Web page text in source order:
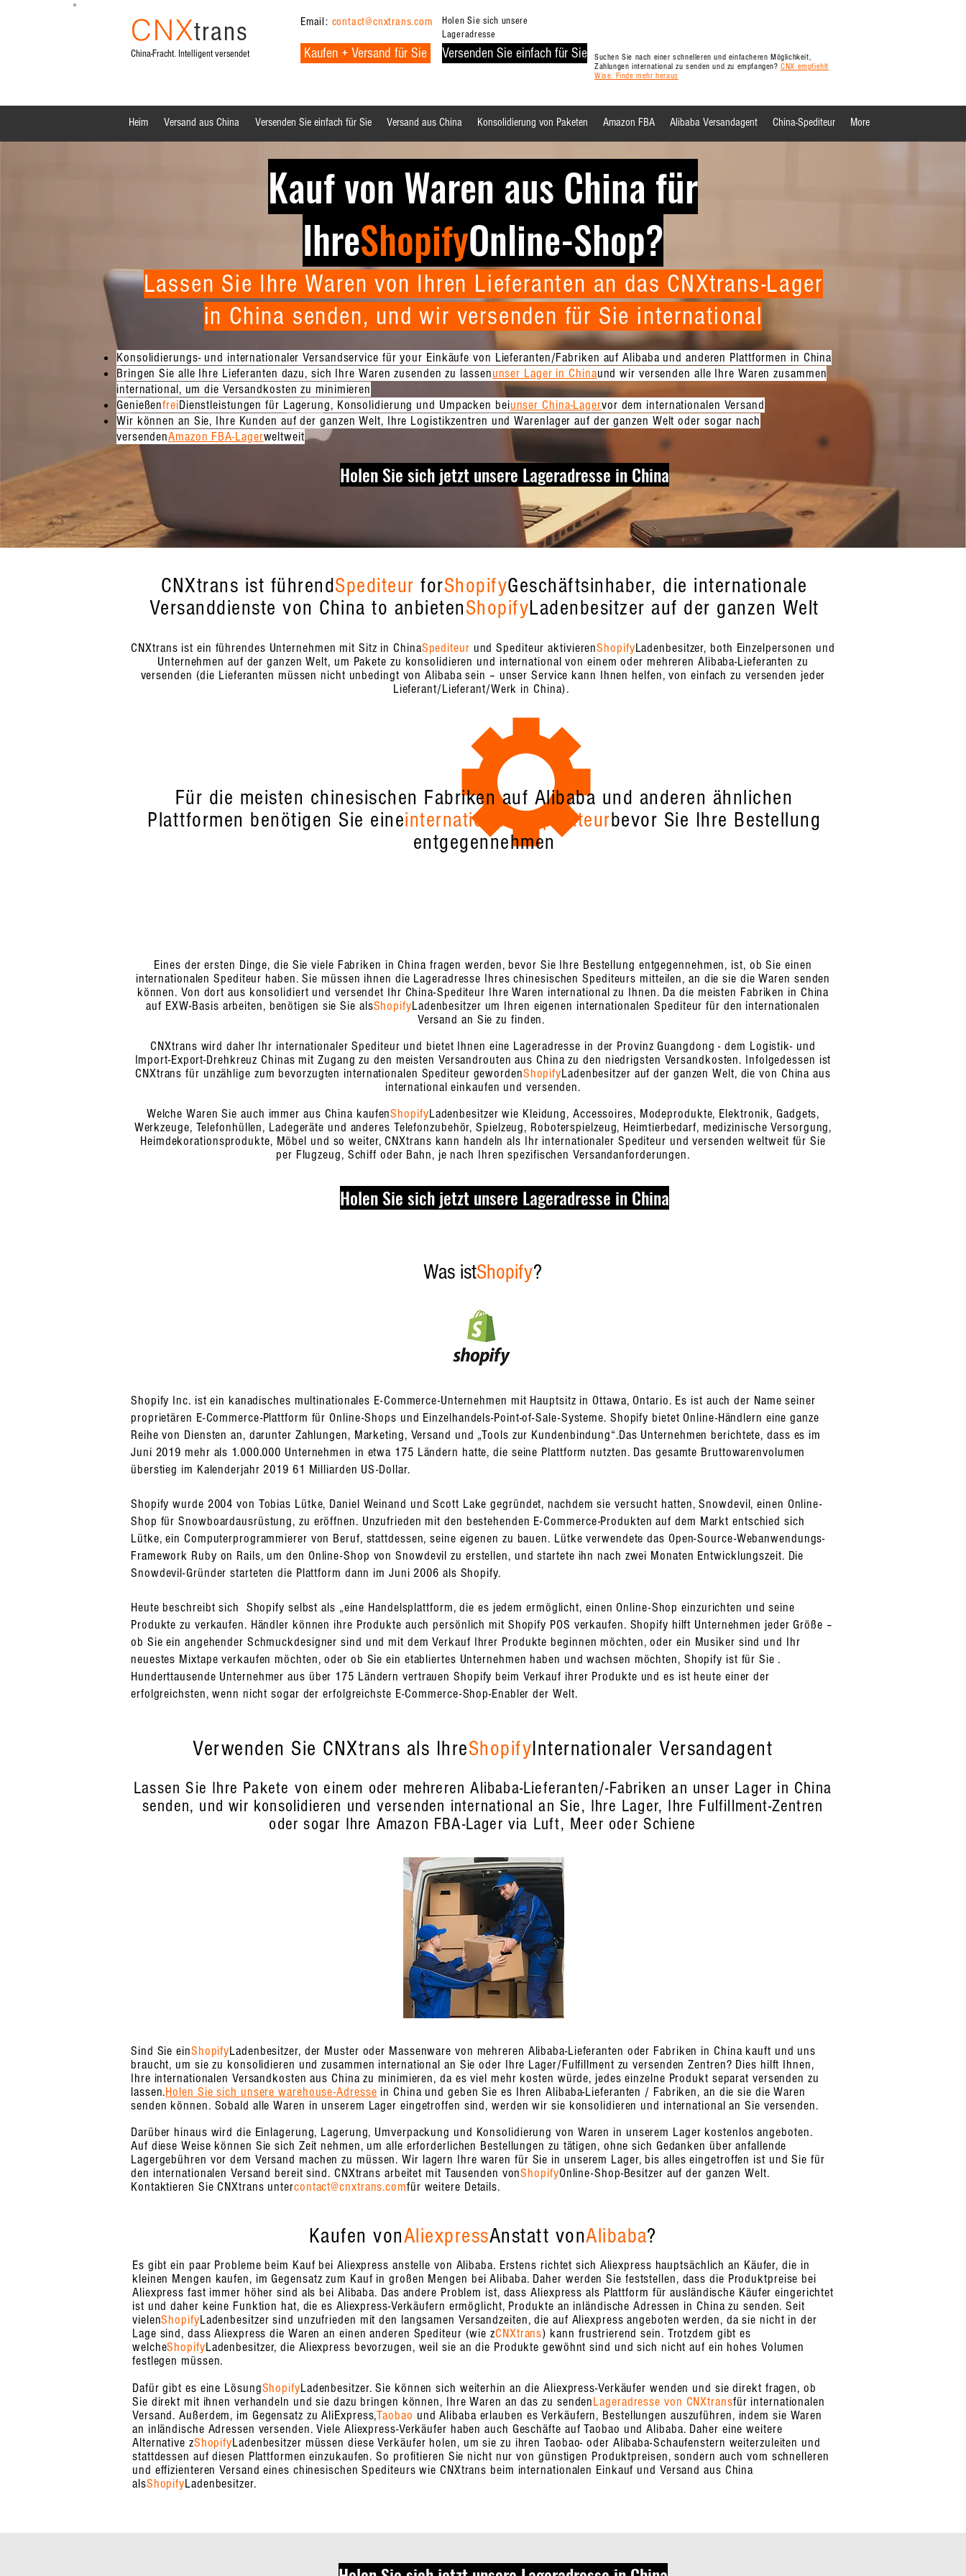
CNXtrans
China-Fracht. Intelligent versendet
Email: contact@cnxtrans.com
Kaufen + Versand für Sie
Holen Sie sich unsere
Lageradresse
Versenden Sie einfach für Sie
Suchen Sie nach einer schnelleren und einfacheren Möglichkeit,
Zahlungen international zu senden und zu empfangen?CNX empfiehlt
Wise. Finde mehr heraus
Heim Versand aus China Versenden Sie einfach für Sie Versand aus China Konsolidierung von Paketen Amazon FBA Alibaba Versandagent China-Spediteur More
Kauf von Waren aus China für
IhreShopifyOnline-Shop?
Lassen Sie Ihre Waren von Ihren Lieferanten an das CNXtrans-Lager
in China senden, und wir versenden für Sie international
Konsolidierungs- und internationaler Versandservice für your Einkäufe von Lieferanten/Fabriken auf Alibaba und anderen Plattformen in China
Bringen Sie alle Ihre Lieferanten dazu, sich Ihre Waren zusenden zu lassenunser Lager in Chinaund wir versenden alle Ihre Waren zusammen
international, um die Versandkosten zu minimieren
GenießenfreiDienstleistungen für Lagerung, Konsolidierung und Umpacken beiunser China-Lagervor dem internationalen Versand
Wir können an Sie, Ihre Kunden auf der ganzen Welt, Ihre Logistikzentren und Warenlager auf der ganzen Welt oder sogar nach
versendenAmazon FBA-Lagerweltweit
Holen Sie sich jetzt unsere Lageradresse in China
CNXtrans ist führendSpediteur forShopifyGeschäftsinhaber, die internationale
Versanddienste von China to anbietenShopifyLadenbesitzer auf der ganzen Welt
CNXtrans ist ein führendes Unternehmen mit Sitz in ChinaSpediteur und Spediteur aktivierenShopifyLadenbesitzer, both Einzelpersonen und
Unternehmen auf der ganzen Welt, um Pakete zu konsolidieren und international von einem oder mehreren Alibaba-Lieferanten zu
versenden (die Lieferanten müssen nicht unbedingt von Alibaba sein – unser Service kann Ihnen helfen, von einfach zu versenden jeder
Lieferant/Lieferant/Werk in China).
Für die meisten chinesischen Fabriken auf Alibaba und anderen ähnlichen
Plattformen benötigen Sie eineinternationaler Spediteurbevor Sie Ihre Bestellung
entgegennehmen
Eines der ersten Dinge, die Sie viele Fabriken in China fragen werden, bevor Sie Ihre Bestellung entgegennehmen, ist, ob Sie einen
internationalen Spediteur haben. Sie müssen ihnen die Lageradresse Ihres chinesischen Spediteurs mitteilen, an die sie die Waren senden
können. Von dort aus konsolidiert und versendet Ihr China-Spediteur Ihre Waren international zu Ihnen. Da die meisten Fabriken in China
auf EXW-Basis arbeiten, benötigen sie Sie alsShopifyLadenbesitzer um Ihren eigenen internationalen Spediteur für den internationalen
Versand an Sie zu finden.
CNXtrans wird daher Ihr internationaler Spediteur und bietet Ihnen eine Lageradresse in der Provinz Guangdong - dem Logistik- und
Import-Export-Drehkreuz Chinas mit Zugang zu den meisten Versandrouten aus China zu den niedrigsten Versandkosten. Infolgedessen ist
CNXtrans für unzählige zum bevorzugten internationalen Spediteur gewordenShopifyLadenbesitzer auf der ganzen Welt, die von China aus
international einkaufen und versenden.
Welche Waren Sie auch immer aus China kaufenShopifyLadenbesitzer wie Kleidung, Accessoires, Modeprodukte, Elektronik, Gadgets,
Werkzeuge, Telefonhüllen, Ladegeräte und anderes Telefonzubehör, Spielzeug, Roboterspielzeug, Heimtierbedarf, medizinische Versorgung,
Heimdekorationsprodukte, Möbel und so weiter, CNXtrans kann handeln als Ihr internationaler Spediteur und versenden weltweit für Sie
per Flugzeug, Schiff oder Bahn, je nach Ihren spezifischen Versandanforderungen.
Holen Sie sich jetzt unsere Lageradresse in China
Was istShopify?
Shopify Inc. ist ein kanadisches multinationales E-Commerce-Unternehmen mit Hauptsitz in Ottawa, Ontario. Es ist auch der Name seiner
proprietären E-Commerce-Plattform für Online-Shops und Einzelhandels-Point-of-Sale-Systeme. Shopify bietet Online-Händlern eine ganze
Reihe von Diensten an, darunter Zahlungen, Marketing, Versand und „Tools zur Kundenbindung“.Das Unternehmen berichtete, dass es im
Juni 2019 mehr als 1.000.000 Unternehmen in etwa 175 Ländern hatte, die seine Plattform nutzten. Das gesamte Bruttowarenvolumen
überstieg im Kalenderjahr 2019 61 Milliarden US-Dollar.
Shopify wurde 2004 von Tobias Lütke, Daniel Weinand und Scott Lake gegründet, nachdem sie versucht hatten, Snowdevil, einen Online-
Shop für Snowboardausrüstung, zu eröffnen. Unzufrieden mit den bestehenden E-Commerce-Produkten auf dem Markt entschied sich
Lütke, ein Computerprogrammierer von Beruf, stattdessen, seine eigenen zu bauen. Lütke verwendete das Open-Source-Webanwendungs-
Framework Ruby on Rails, um den Online-Shop von Snowdevil zu erstellen, und startete ihn nach zwei Monaten Entwicklungszeit. Die
Snowdevil-Gründer starteten die Plattform dann im Juni 2006 als Shopify.
Heute beschreibt sich Shopify selbst als „eine Handelsplattform, die es jedem ermöglicht, einen Online-Shop einzurichten und seine
Produkte zu verkaufen. Händler können ihre Produkte auch persönlich mit Shopify POS verkaufen. Shopify hilft Unternehmen jeder Größe –
ob Sie ein angehender Schmuckdesigner sind und mit dem Verkauf Ihrer Produkte beginnen möchten, oder ein Musiker sind und Ihr
neuestes Mixtape verkaufen möchten, oder ob Sie ein etabliertes Unternehmen haben und wachsen möchten, Shopify ist für Sie .
Hunderttausende Unternehmer aus über 175 Ländern vertrauen Shopify beim Verkauf ihrer Produkte und es ist heute einer der
erfolgreichsten, wenn nicht sogar der erfolgreichste E-Commerce-Shop-Enabler der Welt.
Verwenden Sie CNXtrans als IhreShopifyInternationaler Versandagent
Lassen Sie Ihre Pakete von einem oder mehreren Alibaba-Lieferanten/-Fabriken an unser Lager in China
senden, und wir konsolidieren und versenden international an Sie, Ihre Lager, Ihre Fulfillment-Zentren
oder sogar Ihre Amazon FBA-Lager via Luft, Meer oder Schiene
Sind Sie einShopifyLadenbesitzer, der Muster oder Massenware von mehreren Alibaba-Lieferanten oder Fabriken in China kauft und uns
braucht, um sie zu konsolidieren und zusammen international an Sie oder Ihre Lager/Fulfillment zu versenden Zentren? Dies hilft Ihnen,
Ihre internationalen Versandkosten aus China zu minimieren, da es viel mehr kosten würde, jedes einzelne Produkt separat versenden zu
lassen.Holen Sie sich unsere warehouse-Adresse in China und geben Sie es Ihren Alibaba-Lieferanten / Fabriken, an die sie die Waren
senden können. Sobald alle Waren in unserem Lager eingetroffen sind, werden wir sie konsolidieren und international an Sie versenden.
Darüber hinaus wird die Einlagerung, Lagerung, Umverpackung und Konsolidierung von Waren in unserem Lager kostenlos angeboten.
Auf diese Weise können Sie sich Zeit nehmen, um alle erforderlichen Bestellungen zu tätigen, ohne sich Gedanken über anfallende
Lagergebühren vor dem Versand machen zu müssen. Wir lagern Ihre waren für Sie in unserem Lager, bis alles eingetroffen ist und Sie für
den internationalen Versand bereit sind. CNXtrans arbeitet mit Tausenden vonShopifyOnline-Shop-Besitzer auf der ganzen Welt.
Kontaktieren Sie CNXtrans untercontact@cnxtrans.comfür weitere Details.
Kaufen vonAliexpressAnstatt vonAlibaba?
Es gibt ein paar Probleme beim Kauf bei Aliexpress anstelle von Alibaba. Erstens richtet sich Aliexpress hauptsächlich an Käufer, die in
kleinen Mengen kaufen, im Gegensatz zum Kauf in großen Mengen bei Alibaba. Daher werden Sie feststellen, dass die Produktpreise bei
Aliexpress fast immer höher sind als bei Alibaba. Das andere Problem ist, dass Aliexpress als Plattform für ausländische Käufer eingerichtet
ist und daher keine Funktion hat, die es Aliexpress-Verkäufern ermöglicht, Produkte an inländische Adressen in China zu senden. Seit
vielenShopifyLadenbesitzer sind unzufrieden mit den langsamen Versandzeiten, die auf Aliexpress angeboten werden, da sie nicht in der
Lage sind, dass Aliexpress die Waren an einen anderen Spediteur (wie zCNXtrans) kann frustrierend sein. Trotzdem gibt es
welcheShopifyLadenbesitzer, die Aliexpress bevorzugen, weil sie an die Produkte gewöhnt sind und sich nicht auf ein hohes Volumen
festlegen müssen.
Dafür gibt es eine LösungShopifyLadenbesitzer. Sie können sich weiterhin an die Aliexpress-Verkäufer wenden und sie direkt fragen, ob
Sie direkt mit ihnen verhandeln und sie dazu bringen können, Ihre Waren an das zu sendenLageradresse von CNXtransfür internationalen
Versand. Außerdem, im Gegensatz zu AliExpress,Taobao und Alibaba erlauben es Verkäufern, Bestellungen auszuführen, indem sie Waren
an inländische Adressen versenden. Viele Aliexpress-Verkäufer haben auch Geschäfte auf Taobao und Alibaba. Daher eine weitere
Alternative zShopifyLadenbesitzer müssen diese Verkäufer holen, um sie zu ihren Taobao- oder Alibaba-Schaufenstern weiterzuleiten und
stattdessen auf diesen Plattformen einzukaufen. So profitieren Sie nicht nur von günstigen Produktpreisen, sondern auch vom schnelleren
und effizienteren Versand eines chinesischen Spediteurs wie CNXtrans beim internationalen Einkauf und Versand aus China
alsShopifyLadenbesitzer.